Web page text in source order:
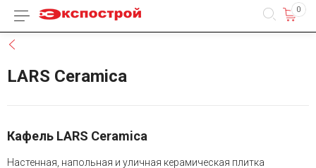
Каталог товаров 0
LARS Ceramica
Кафель LARS Ceramica
Настенная, напольная и уличная керамическая плитка